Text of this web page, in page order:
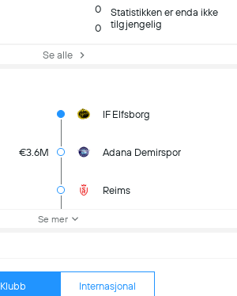
0
0
Statistikken er enda ikke
tilgjengelig
Se alle
IF Elfsborg
€3.6M Adana Demirspor
Reims
Se mer
Klubb Internasjonal